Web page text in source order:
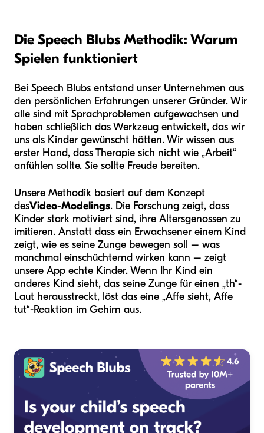
Die Speech Blubs Methodik: Warum
Spielen funktioniert
Bei Speech Blubs entstand unser Unternehmen aus
den persönlichen Erfahrungen unserer Gründer. Wir
alle sind mit Sprachproblemen aufgewachsen und
haben schließlich das Werkzeug entwickelt, das wir
uns als Kinder gewünscht hätten. Wir wissen aus
erster Hand, dass Therapie sich nicht wie „Arbeit“
anfühlen sollte. Sie sollte Freude bereiten.
Unsere Methodik basiert auf dem Konzept
desVideo-Modelings. Die Forschung zeigt, dass
Kinder stark motiviert sind, ihre Altersgenossen zu
imitieren. Anstatt dass ein Erwachsener einem Kind
zeigt, wie es seine Zunge bewegen soll – was
manchmal einschüchternd wirken kann – zeigt
unsere App echte Kinder. Wenn Ihr Kind ein
anderes Kind sieht, das seine Zunge für einen „th“-
Laut herausstreckt, löst das eine „Affe sieht, Affe
tut“-Reaktion im Gehirn aus.